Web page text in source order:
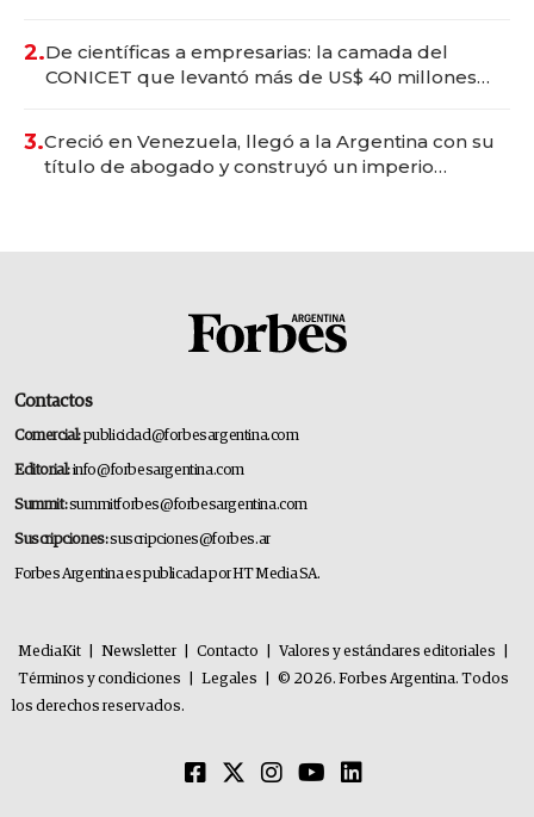
2.De científicas a empresarias: la camada del
CONICET que levantó más de US$ 40 millones
3.Creció en Venezuela, llegó a la Argentina con su
título de abogado y construyó un imperio
Contactos
Comercial:publicidad@forbesargentina.com
Editorial:info@forbesargentina.com
Summit:summitforbes@forbesargentina.com
Suscripciones:suscripciones@forbes.ar
Forbes Argentina es publicada por HT Media SA.
MediaKit Newsletter Contacto Valores y estándares editoriales
Términos y condiciones
Legales
© 2026. Forbes Argentina. Todos
los derechos reservados.